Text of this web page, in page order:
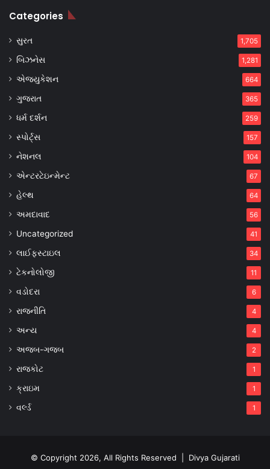
Categories
સુરત 1,705
બિઝનેસ 1,281
એજ્યુકેશન 664
ગુજરાત 365
ધર્મ દર્શન 259
સ્પોર્ટ્સ 157
નેશનલ 104
એન્ટરટેઇન્મેન્ટ 67
હેલ્થ 64
અમદાવાદ 56
Uncategorized 41
લાઈફસ્ટાઇલ 34
ટેકનોલોજી 11
વડોદરા 6
રાજનીતિ 4
અન્ય 4
અજબ-ગજબ 2
રાજકોટ 1
ક્રાઇમ 1
વર્લ્ડ 1
© Copyright 2026, All Rights Reserved | Divya Gujarati